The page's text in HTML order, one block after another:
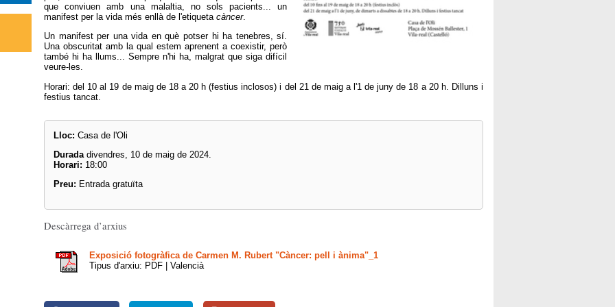
que conviuen amb una malaltia, no sols pacients... un
manifest per la vida més enllà de l'etiqueta càncer.
Un manifest per una vida en què potser hi ha tenebres, sí.
Una obscuritat amb la qual estem aprenent a coexistir, però
també hi ha llums... Sempre n'hi ha, malgrat que siga difícil
veure-les.
Horari: del 10 al 19 de maig de 18 a 20 h (festius inclosos) i del 21 de maig a l'1 de juny de 18 a 20 h. Dilluns i
festius tancat.
Lloc: Casa de l'Oli
Duradadivendres, 10 de maig de 2024.
Horari: 18:00
Preu: Entrada gratuïta
Descàrrega d’arxius
Exposició fotogràfica de Carmen M. Rubert "Càncer: pell i ànima"_1
Tipus d'arxiu: PDF | Valencià